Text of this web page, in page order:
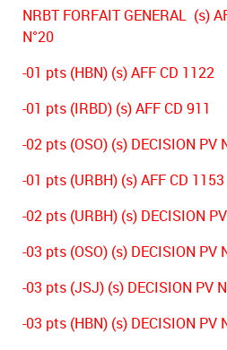
NRBT FORFAIT GENERAL (s)
N°20
-01 pts (HBN) (s) AFF CD 1122
-01 pts (IRBD) (s) AFF CD 911
-02 pts (OSO) (s) DECISION PV
-01 pts (URBH) (s) AFF CD 1153
-02 pts (URBH) (s) DECISION
-03 pts (OSO) (s) DECISION PV
-03 pts (JSJ) (s) DECISION PV
-03 pts (HBN) (s) DECISION PV